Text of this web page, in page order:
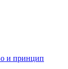
и принцип